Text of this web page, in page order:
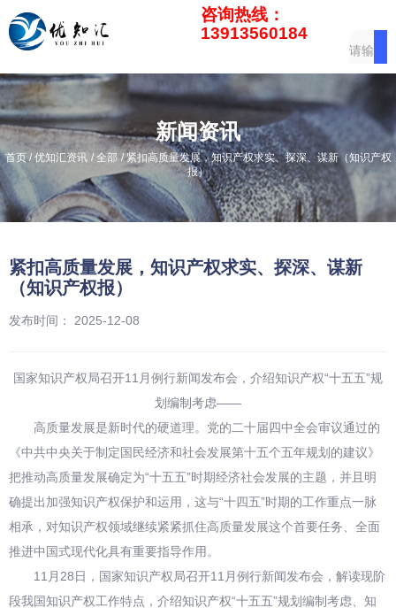
咨询热线：
13913560184
新闻资讯
首页/优知汇资讯 /全部 /紧扣高质量发展，知识产权求实、探深、谋新（知识产权
报）
紧扣高质量发展，知识产权求实、探深、谋新
（知识产权报）
发布时间： 2025-12-08
国家知识产权局召开11月例行新闻发布会，介绍知识产权“十五五”规
划编制考虑——
高质量发展是新时代的硬道理。党的二十届四中全会审议通过的
《中共中央关于制定国民经济和社会发展第十五个五年规划的建议》
把推动高质量发展确定为“十五五”时期经济社会发展的主题，并且明
确提出加强知识产权保护和运用，这与“十四五”时期的工作重点一脉
相承，对知识产权领域继续紧紧抓住高质量发展这个首要任务、全面
推进中国式现代化具有重要指导作用。
11月28日，国家知识产权局召开11月例行新闻发布会，解读现阶
段我国知识产权工作特点，介绍知识产权“十五五”规划编制考虑、知